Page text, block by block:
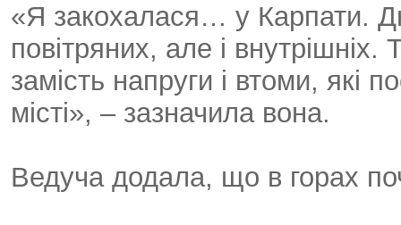
«Я закохалася… у Карпати.
повітряних, але і
замість напруги і втоми, які
місті», – зазначила вона.
Ведуча додала, що в горах